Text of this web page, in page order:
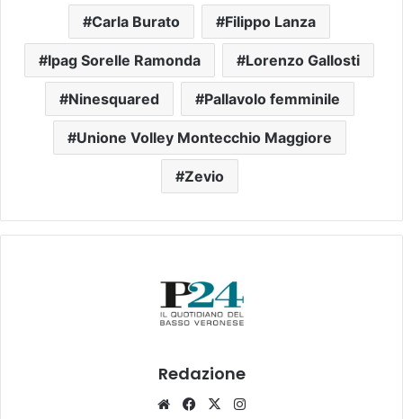
Carla Burato Filippo Lanza
Ipag Sorelle Ramonda Lorenzo Gallosti
Ninesquared Pallavolo femminile
Unione Volley Montecchio Maggiore
Zevio
Redazione
WebsiteFacebook
X